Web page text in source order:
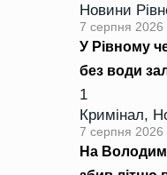
Новини
7 серпня 2026
У Рівному
без води
1
Кримінал,
7 серпня 2026
На